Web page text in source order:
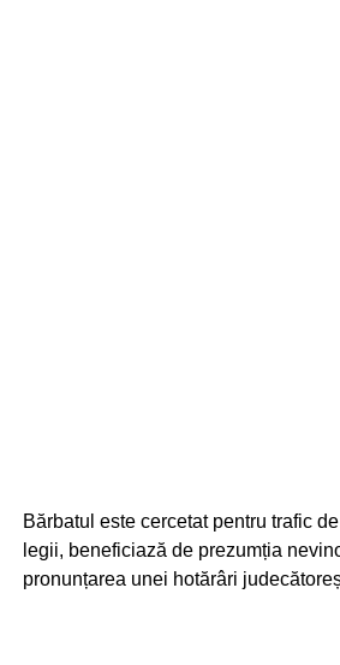
Bărbatul este cercetat pentru trafic
legii, beneficiază de prezumția
pronunțarea unei hotărâri